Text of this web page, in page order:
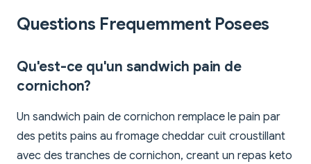
Questions Frequemment Posees
Qu'est-ce qu'un sandwich pain de
cornichon?
Un sandwich pain de cornichon remplace le pain par
des petits pains au fromage cheddar cuit croustillant
avec des tranches de cornichon, creant un repas keto